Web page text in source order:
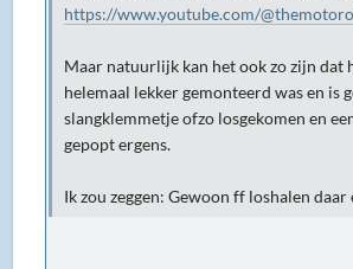
https://www.youtube.com/
Maar natuurlijk kan het ook zo zijn dat
helemaal lekker gemonteerd was en is
slangklemmetje ofzo losgekomen en
gepopt ergens.
Ik zou zeggen: Gewoon ff loshalen